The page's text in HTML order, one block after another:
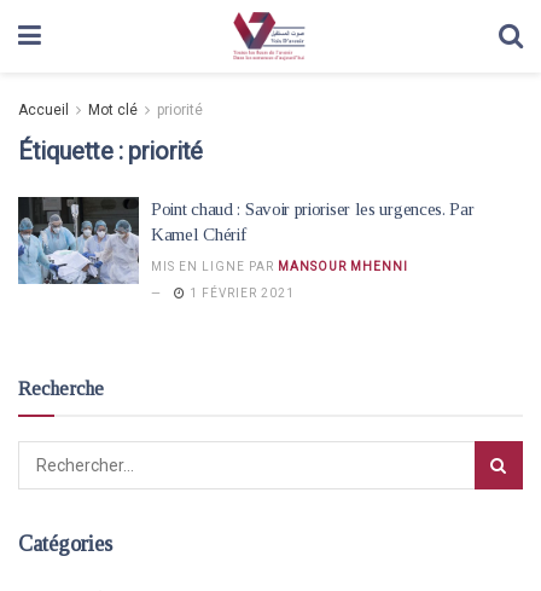
Accueil Mot clé priorité
Étiquette : priorité
Point chaud : Savoir prioriser les urgences. Par
Kamel Chérif
MIS EN LIGNE PAR MANSOUR MHENNI
1 FÉVRIER 2021
Recherche
Catégories